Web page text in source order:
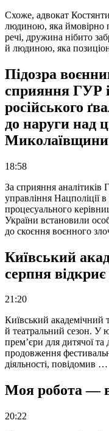
Схоже, адвокат
людиною, яка ймовірно
речі, дружина нібито
й людиною, яка
Підозра
сприяння ГУР
російського
до наруги над
Миколаївщини
18:58
За сприяння
управління Нацполіції в
процесуального
України встановили
до скоєння воєнного
Київський
серпня
21:20
Київський академічний
й театральний сезон. У
прем’єри для дитячої та
продовження
діяльності, повідомив …
Моя робота —
20:22